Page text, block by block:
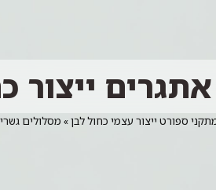
ייצור
ספורט ייצור עצמי כחול לבן» מסלולים